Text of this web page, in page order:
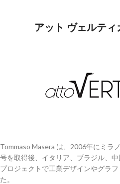
アット ヴェルテ
Tommaso Masera は、2006年にミラ
号を取得後、イタリア、ブラジル、
プロジェクトで工業デザインやグラ
た。